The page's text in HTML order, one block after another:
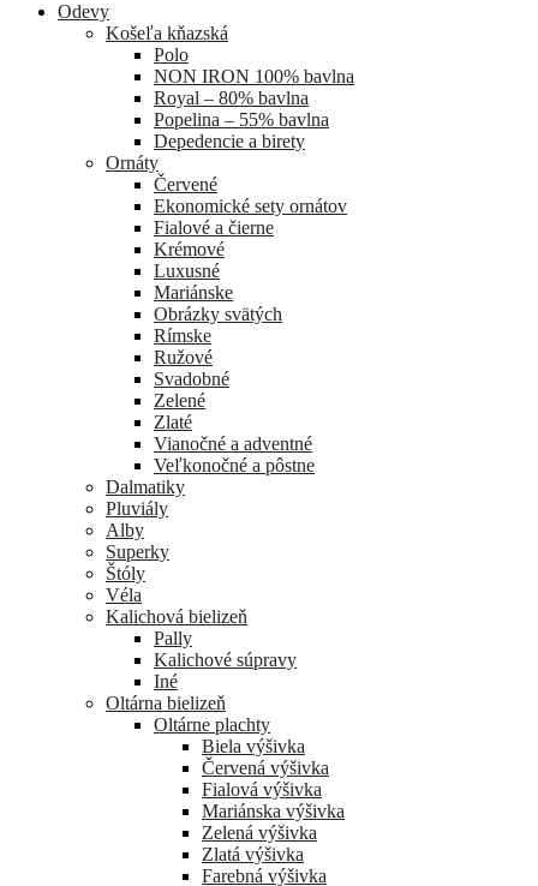
Odevy
Košeľa kňazská
Polo
NON IRON 100% bavlna
Royal – 80% bavlna
Popelina – 55% bavlna
Depedencie a birety
Ornáty
Červené
Ekonomické sety ornátov
Fialové a čierne
Krémové
Luxusné
Mariánske
Obrázky svätých
Rímske
Ružové
Svadobné
Zelené
Zlaté
Vianočné a adventné
Veľkonočné a pôstne
Dalmatiky
Pluviály
Alby
Superky
Štóly
Véla
Kalichová bielizeň
Pally
Kalichové súpravy
Iné
Oltárna bielizeň
Oltárne plachty
Biela výšivka
Červená výšivka
Fialová výšivka
Mariánska výšivka
Zelená výšivka
Zlatá výšivka
Farebná výšivka